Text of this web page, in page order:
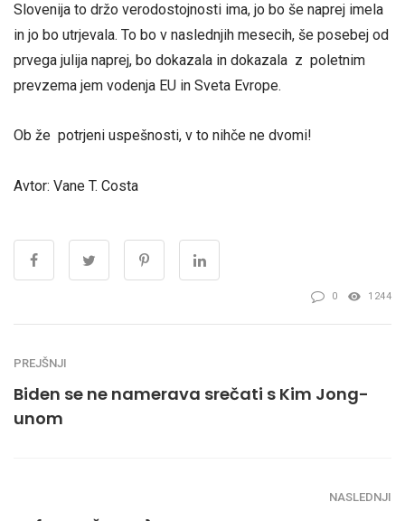
Slovenija to držo verodostojnosti ima, jo bo še naprej imela
in jo bo utrjevala. To bo v naslednjih mesecih, še posebej od
prvega julija naprej, bo dokazala in dokazala z poletnim
prevzema jem vodenja EU in Sveta Evrope.
Ob že potrjeni uspešnosti, v to nihče ne dvomi!
Avtor: Vane T. Costa
0 1244
PREJŠNJI
Biden se ne namerava srečati s Kim Jong-
unom
NASLEDNJI